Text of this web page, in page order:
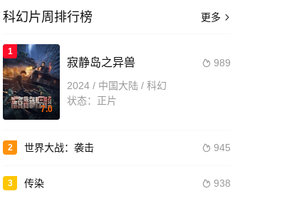
更多 
科幻片周排行榜
1
7.0
 989
寂静岛之异兽
2024 / 中国大陆 / 科幻
状态：正片
2  945
世界大战：袭击
3  938
传染